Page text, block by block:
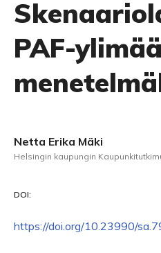
PAF-
Netta Erika Mäki
Helsingin kaupungin
DOI:
https://doi.org/10.23990/